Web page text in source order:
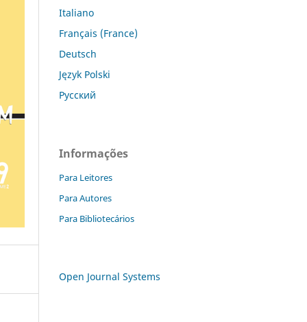
Italiano
Français (France)
Deutsch
Język Polski
Русский
Informações
Para Leitores
Para Autores
Para Bibliotecários
Open Journal Systems